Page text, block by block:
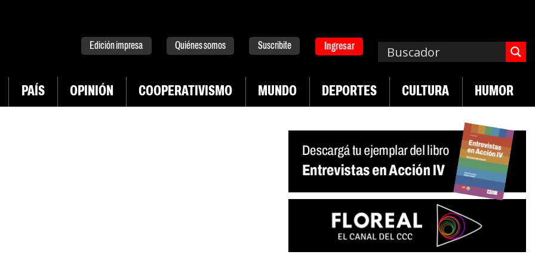
Edición impresa Quiénes somos Suscribite Ingresar
PAÍS OPINIÓN COOPERATIVISMO MUNDO DEPORTES CULTURA HUMOR